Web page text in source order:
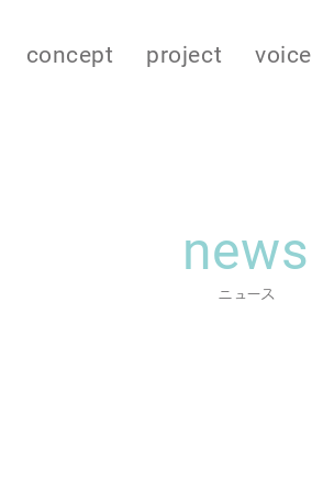
concept project voice
news
ニュース